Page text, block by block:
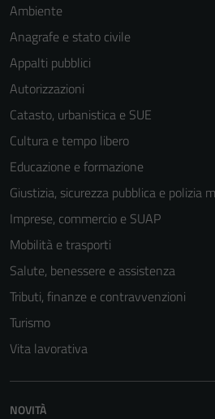
Ambiente
Anagrafe e stato civile
Appalti pubblici
Autorizzazioni
Catasto, urbanistica e SUE
Cultura e tempo libero
Educazione e formazione
Giustizia, sicurezza pubblica e polizia
Imprese, commercio e SUAP
Mobilità e trasporti
Salute, benessere e assistenza
Tributi, finanze e contravvenzioni
Turismo
Vita lavorativa
NOVITÀ